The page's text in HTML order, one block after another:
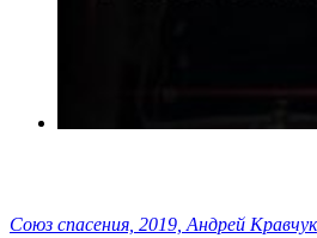
Союз спасения, 2019, Андрей Кравчук